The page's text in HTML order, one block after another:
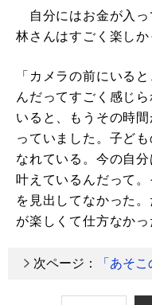
自分にはお金が入っ
林さんはすごく楽しか
「カメラの前にいる
んだってすごく感じ
いると、もうその時
っていました。子ど
なれている。今の自
叶えているんだって
を見出してなかった
が楽しくて仕方なかっ
次ページ： 「あそ